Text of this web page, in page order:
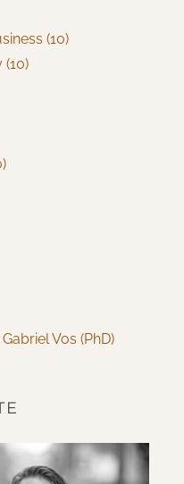
(10)
(10)
Vos (PhD)